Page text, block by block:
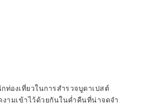
องเที่ยวในการสำรวจบูดาเปสต์
ามเข้าไว้ด้วยกันในค่ำคืนที่น่าจดจำ